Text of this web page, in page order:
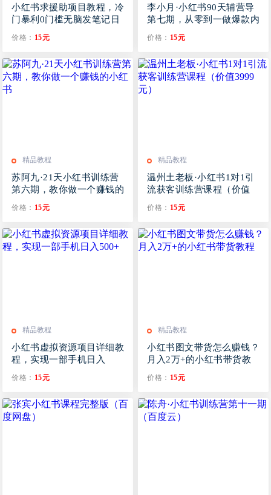
小红书求援助项目教程，冷
门暴利0门槛无脑发笔记日
价格： 15元
李小月·小红书90天辅营导‬
第七期，从零到一做爆款内
价格： 15元
精品教程
苏阿九·21天小红书训练营
第六期，教你做一个赚钱的
价格： 15元
精品教程
温州土老板·小红书1对1引
流获客训练营课程（价值
价格： 15元
精品教程
小红书虚拟资源项目详细教
程，实现一部手机日入
价格： 15元
精品教程
小红书图文带货怎么赚钱？
月入2万+的小红书带货教
价格： 15元